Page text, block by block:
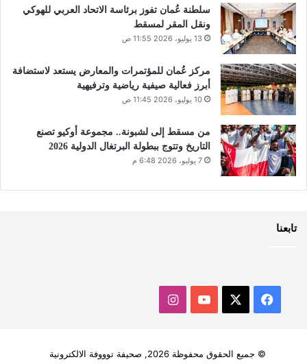
سلطنة عُمان تفوز برئاسة الاتحاد العربي للهوكي
ونقل المقر لمسقط
13 يوليو، 2026 11:55 ص
مركز عُمان للمؤتمرات والمعارض يستعد لاستضافة
أبرز فعالية صيفية رياضية وترفيهية
10 يوليو، 2026 11:45 ص
من مسقط إلى لشبونة.. مجموعة أوكيو تصنع
التاريخ وتتوج ببطولة البرتغال الدولية 2026
7 يوليو، 2026 6:48 م
تابعنا
فيسبوك ‫YouTubeانستقرام
© جميع الحقوق محفوظة 2026, صحيفة توووفة الالكترونية